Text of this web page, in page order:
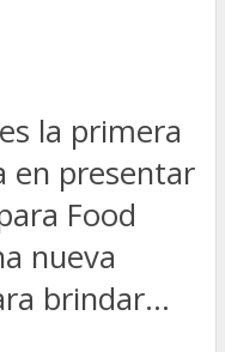
la primera
en presentar
Food
nueva
brindar...